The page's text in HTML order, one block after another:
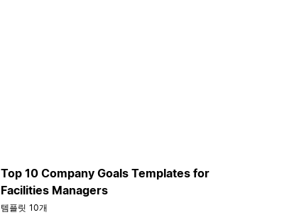
Top 10 Company Goals Templates for
Facilities Managers
템플릿 10개